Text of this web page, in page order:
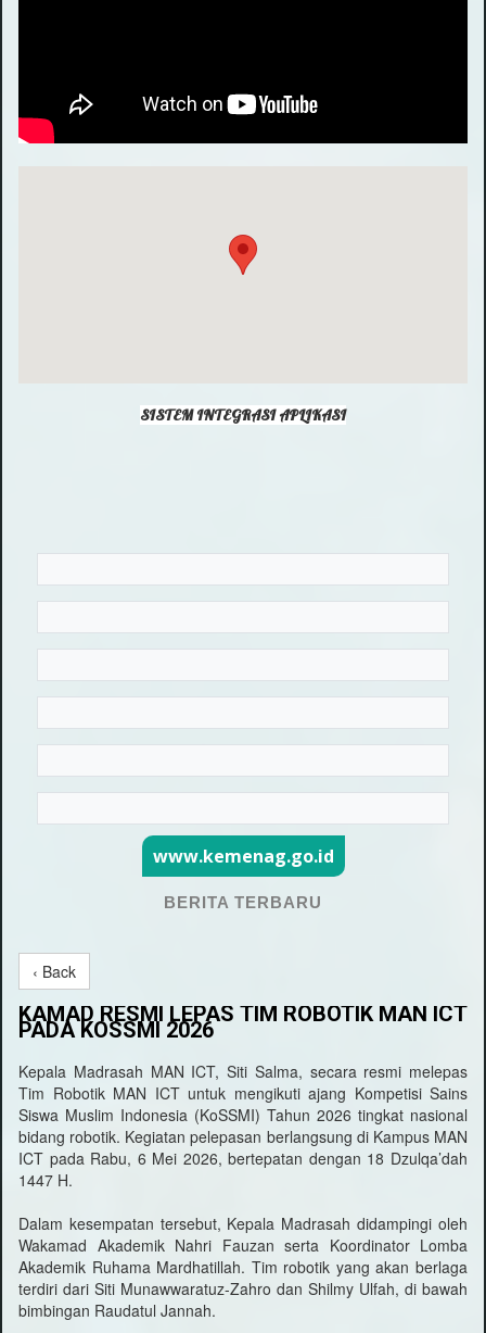
SISTEM INTEGRASI APLIKASI
www.kemenag.go.id
BERITA TERBARU
‹ Back
KAMAD RESMI LEPAS TIM ROBOTIK MAN ICT
PADA KOSSMI 2026
Kepala Madrasah MAN ICT, Siti Salma, secara resmi melepas
Tim Robotik MAN ICT untuk mengikuti ajang Kompetisi Sains
Siswa Muslim Indonesia (KoSSMI) Tahun 2026 tingkat nasional
bidang robotik. Kegiatan pelepasan berlangsung di Kampus MAN
ICT pada Rabu, 6 Mei 2026, bertepatan dengan 18 Dzulqa’dah
1447 H.
Dalam kesempatan tersebut, Kepala Madrasah didampingi oleh
Wakamad Akademik Nahri Fauzan serta Koordinator Lomba
Akademik Ruhama Mardhatillah. Tim robotik yang akan berlaga
terdiri dari Siti Munawwaratuz-Zahro dan Shilmy Ulfah, di bawah
bimbingan Raudatul Jannah.